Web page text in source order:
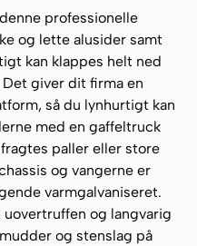
professionelle
og lette alusider samt
kan klappes helt ned
giver dit firma en
så du lynhurtigt kan
med en gaffeltruck
paller eller store
og vangerne er
varmgalvaniseret.
og langvarig
og stenslag på